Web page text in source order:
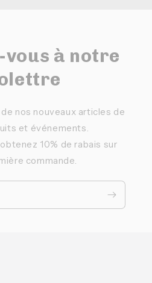
à notre
nos nouveaux articles de
et événements.
10% de rabais sur
commande.